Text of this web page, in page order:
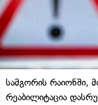
სამგორის რაიონში,
რეაბილიტაცია